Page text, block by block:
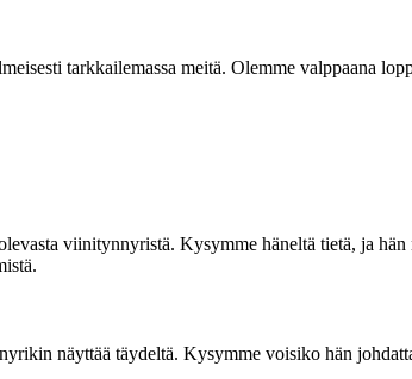
tarkkailemassa meitä. Olemme valppaana
viinitynnyristä. Kysymme häneltä tietä, ja
näyttää täydeltä. Kysymme voisiko hän